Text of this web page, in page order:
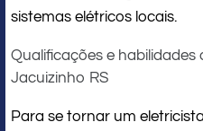
sistemas elétricos locais.
Qualificações e habilidades
Jacuizinho RS
Para se tornar um